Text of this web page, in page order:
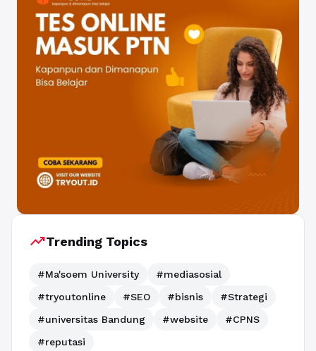
trending_upTrending Topics
#Ma'soem University
#mediasosial
#tryoutonline
#SEO #bisnis
#Strategi
#universitas Bandung
#website
#CPNS
#reputasi